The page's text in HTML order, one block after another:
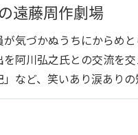
遠藤周作劇場
気づかぬうちにからめ
阿川弘之氏との交流を
など、笑いあり涙ありの